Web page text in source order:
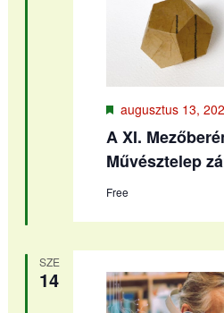
Kiemelt
augusztus 13,
A XI.
Művésztelep
Free
SZE
14